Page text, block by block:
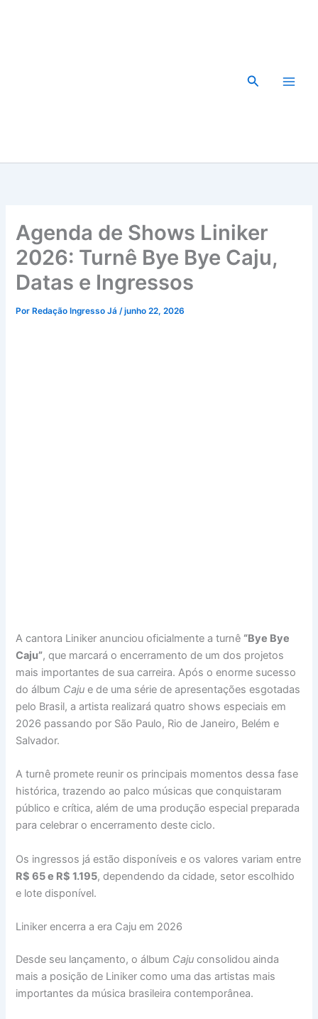
Pesquisar
Agenda de Shows Liniker
2026: Turnê Bye Bye Caju,
Datas e Ingressos
Por Redação Ingresso Já/junho 22, 2026
A cantora Liniker anunciou oficialmente a turnê “Bye Bye
Caju”, que marcará o encerramento de um dos projetos
mais importantes de sua carreira. Após o enorme sucesso
do álbum Caju e de uma série de apresentações esgotadas
pelo Brasil, a artista realizará quatro shows especiais em
2026 passando por São Paulo, Rio de Janeiro, Belém e
Salvador.
A turnê promete reunir os principais momentos dessa fase
histórica, trazendo ao palco músicas que conquistaram
público e crítica, além de uma produção especial preparada
para celebrar o encerramento deste ciclo.
Os ingressos já estão disponíveis e os valores variam entre
R$ 65 e R$ 1.195, dependendo da cidade, setor escolhido
e lote disponível.
Liniker encerra a era Caju em 2026
Desde seu lançamento, o álbum Caju consolidou ainda
mais a posição de Liniker como uma das artistas mais
importantes da música brasileira contemporânea.